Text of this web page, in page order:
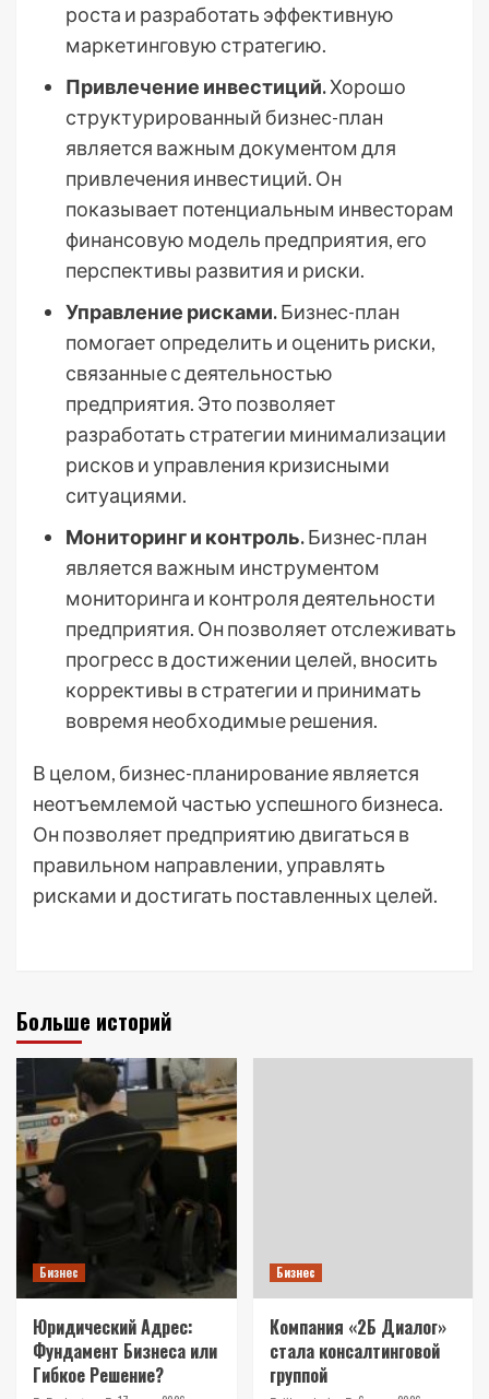
роста и разработать эффективную
маркетинговую стратегию.
Привлечение инвестиций.Хорошо
структурированный бизнес-план
является важным документом для
привлечения инвестиций. Он
показывает потенциальным инвесторам
финансовую модель предприятия, его
перспективы развития и риски.
Управление рисками.Бизнес-план
помогает определить и оценить риски,
связанные с деятельностью
предприятия. Это позволяет
разработать стратегии минимализации
рисков и управления кризисными
ситуациями.
Мониторинг и контроль.Бизнес-план
является важным инструментом
мониторинга и контроля деятельности
предприятия. Он позволяет отслеживать
прогресс в достижении целей, вносить
коррективы в стратегии и принимать
вовремя необходимые решения.
В целом, бизнес-планирование является
неотъемлемой частью успешного бизнеса.
Он позволяет предприятию двигаться в
правильном направлении, управлять
рисками и достигать поставленных целей.
Больше историй
Бизнес
Юридический Адрес:
Фундамент Бизнеса или
Гибкое Решение?
Бизнес
Компания «2Б Диалог»
стала консалтинговой
группой